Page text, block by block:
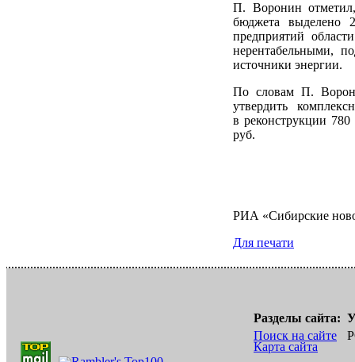
П. Воронин
бюджета выделено
предприятий
нерентабельными,
источники энергии.
По словам П.
утвердить
в реконструкции
руб.
РИА «Сибирские
Для печати
Разделы сайта:
Поиск на сайте
Карта сайта